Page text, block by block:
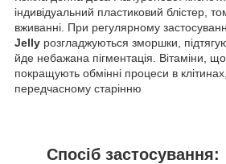
індивідуальний пластиковий блістер,
вживанні. При регулярному
Jelly розгладжуються зморшки,
йде небажана пігментація. Вітаміни,
покращують обмінні процеси в
передчасному старінню
Спосіб застосування: